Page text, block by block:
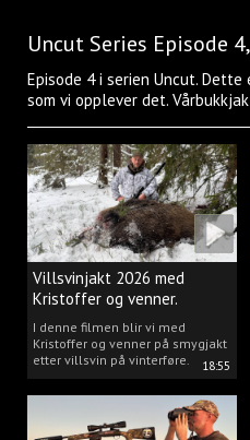
Uncut Series Episode
Episode 4 i serien Uncut.
som vi opplever det.
18:55
Villsvinjakt 2026 med
Kristoffer og venner.
I denne filmen blir vi med
Kristoffer og venner på smygjakt
etter villsvin på vinterføre.